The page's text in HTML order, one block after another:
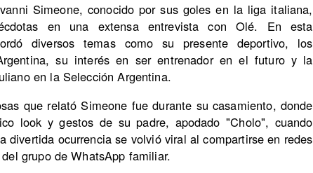
Simeone, conocido por sus goles en la liga italiana,
en una extensa entrevista con Olé. En esta
diversos temas como su presente deportivo, los
su interés en ser entrenador en el futuro y la
en la Selección Argentina.
que relató Simeone fue durante su casamiento, donde
look y gestos de su padre, apodado "Cholo", cuando
divertida ocurrencia se volvió viral al compartirse en redes
grupo de WhatsApp familiar.